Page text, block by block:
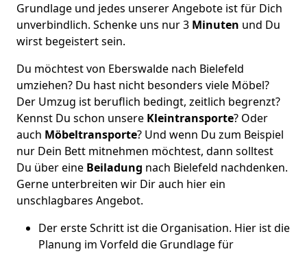
Grundlage und jedes unserer Angebote ist für Dich
unverbindlich. Schenke uns nur 3 Minuten und Du
wirst begeistert sein.
Du möchtest von Eberswalde nach Bielefeld
umziehen? Du hast nicht besonders viele Möbel?
Der Umzug ist beruflich bedingt, zeitlich begrenzt?
Kennst Du schon unsere Kleintransporte? Oder
auch Möbeltransporte? Und wenn Du zum Beispiel
nur Dein Bett mitnehmen möchtest, dann solltest
Du über eine Beiladung nach Bielefeld nachdenken.
Gerne unterbreiten wir Dir auch hier ein
unschlagbares Angebot.
Der erste Schritt ist die Organisation. Hier ist die
Planung im Vorfeld die Grundlage für